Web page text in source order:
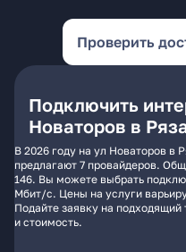
Проверить
Подключить
Новаторов в
В 2026 году на ул Новаторов в
предлагают 7 провайдеров.
146. Вы можете выбрать
Мбит/с. Цены на услуги
Подайте заявку на
и стоимость.